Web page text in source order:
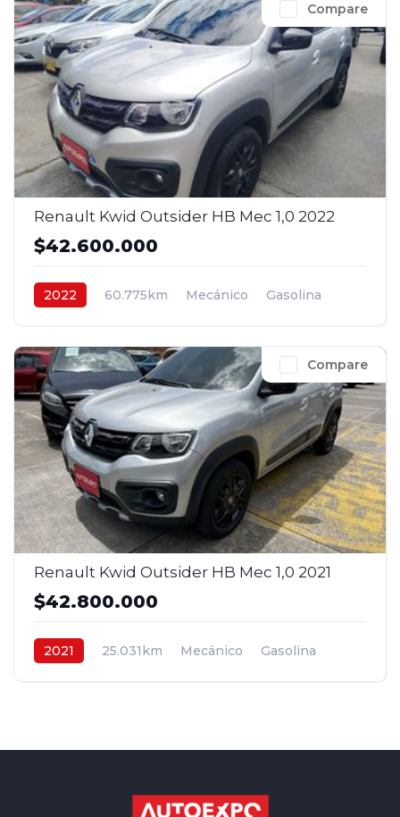
Compare
Renault Kwid Outsider HB Mec 1,0 2022
$42.600.000
2022 60.775km Mecánico
Gasolina
Compare
Renault Kwid Outsider HB Mec 1,0 2021
$42.800.000
2021 25.031km Mecánico
Gasolina